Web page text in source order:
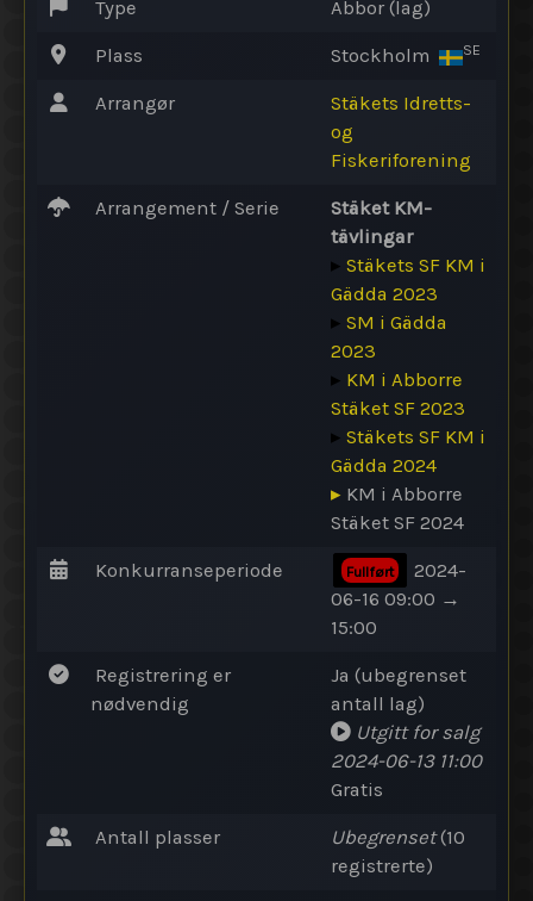
Type Abbor (lag)
Plass Stockholm SE
Arrangør
Stäkets Idretts-
og
Fiskeriforening
Arrangement / Serie
Stäket KM-
tävlingar
▸ Stäkets SF KM i
Gädda 2023
▸ SM i Gädda
2023
▸ KM i Abborre
Stäket SF 2023
▸ Stäkets SF KM i
Gädda 2024
▸ KM i Abborre
Stäket SF 2024
Konkurranseperiode Fullført
2024-
06-16 09:00 →
15:00
Registrering er
nødvendig
Ja (ubegrenset
antall lag)
Utgitt for salg
2024-06-13 11:00
Gratis
Antall plasser Ubegrenset(10
registrerte)